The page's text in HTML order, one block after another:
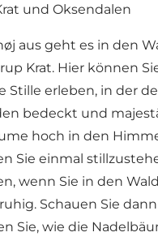
und Oksendalen
aus geht es in den
Krat. Hier können
Stille erleben, in der
bedeckt und
hoch in den
Sie einmal
wenn Sie in den
Schauen Sie
Sie, wie die